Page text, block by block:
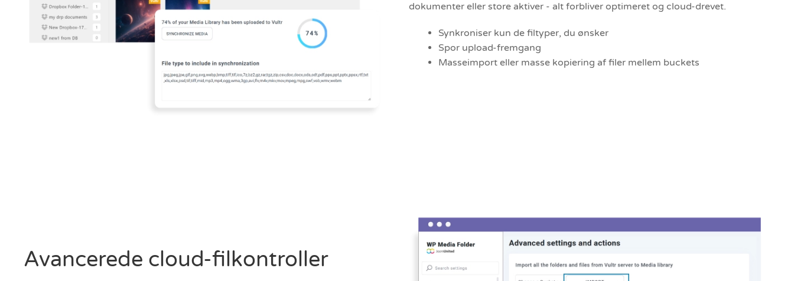
dokumenter eller store aktiver - alt forbliver optimeret og cloud-drevet.
Synkroniser kun de filtyper, du ønsker
Spor upload-fremgang
Masseimport eller masse kopiering af filer mellem buckets
Avancerede cloud-filkontroller